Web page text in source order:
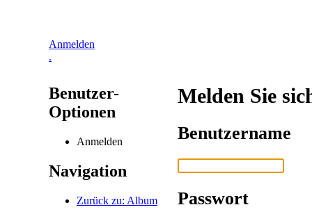
Anmelden
.
Benutzer-
Optionen
Anmelden
Navigation
Zurück zu: Album
Melden Sie
Benutzername
Passwort